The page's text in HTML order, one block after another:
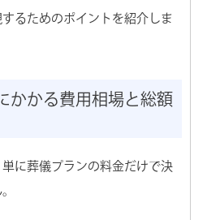
・施設へお迎え
るためのポイントを紹介しま
かかる費用相場と総額
に葬儀プランの料金だけで決